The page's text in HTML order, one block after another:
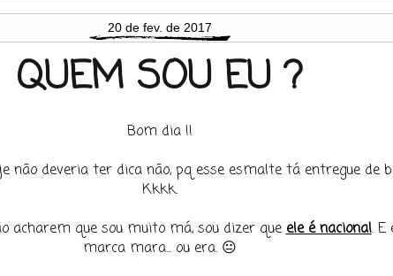
20 de fev. de 2017
QUEM SOU EU ?
Bom dia !!
não deveria ter dica não, pq esse esmalte tá entregue de
Kkkk.
acharem que sou muito má, sou dizer queele é nacional. E
marca mara... ou era. 😐